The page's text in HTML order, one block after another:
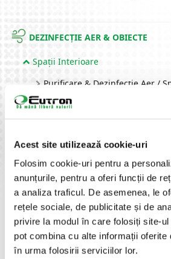
Acest site utilizează cookie-uri
Folosim cookie-uri pentru a
anunțurile, pentru a oferi funcții de
a analiza traficul. De asemenea, le
rețele sociale, de publicitate și de
privire la modul în care folosiți site-
pot combina cu alte informații oferite
în urma folosirii serviciilor lor.
DEZINFECȚIE AER & OBIECTE
Spații Interioare
Purificare & Dezinfecție Aer /
Dezinfecție Spațiii Interioare
Obiecte
PROCESE NUMERAR
IDENTIFICARE AUTOMATĂ
DOCUMENTE IDENTIFICARE &